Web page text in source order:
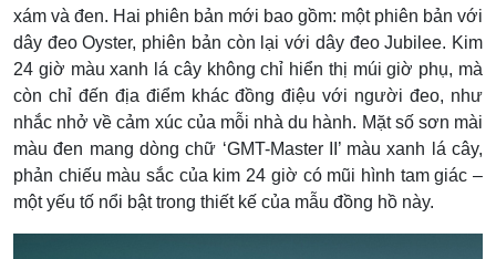
xám và đen. Hai phiên bản mới bao gồm: một phiên bản với
dây đeo Oyster, phiên bản còn lại với dây đeo Jubilee. Kim
24 giờ màu xanh lá cây không chỉ hiển thị múi giờ phụ, mà
còn chỉ đến địa điểm khác đồng điệu với người đeo, như
nhắc nhở về cảm xúc của mỗi nhà du hành. Mặt số sơn mài
màu đen mang dòng chữ ‘GMT-Master II’ màu xanh lá cây,
phản chiếu màu sắc của kim 24 giờ có mũi hình tam giác –
một yếu tố nổi bật trong thiết kế của mẫu đồng hồ này.